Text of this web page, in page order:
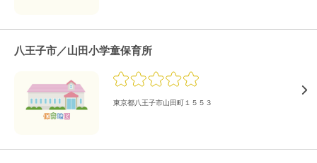
八王子市／山田小学童保育所
東京都八王子市山田町１５５３